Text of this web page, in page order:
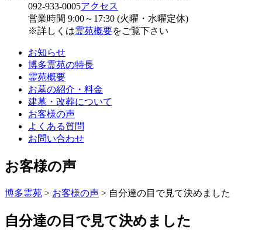
092-933-0005アクセス
営業時間 9:00～17:30 (火曜・水曜定休)
※詳しくは霊苑概要をご覧下さい
お知らせ
博多霊苑の特長
霊苑概要
お墓の紹介・料金
建墓・改葬について
お客様の声
よくある質問
お問い合わせ
お客様の声
博多霊苑 > お客様の声 > 自分達の目で見て決めました
自分達の目で見て決めました